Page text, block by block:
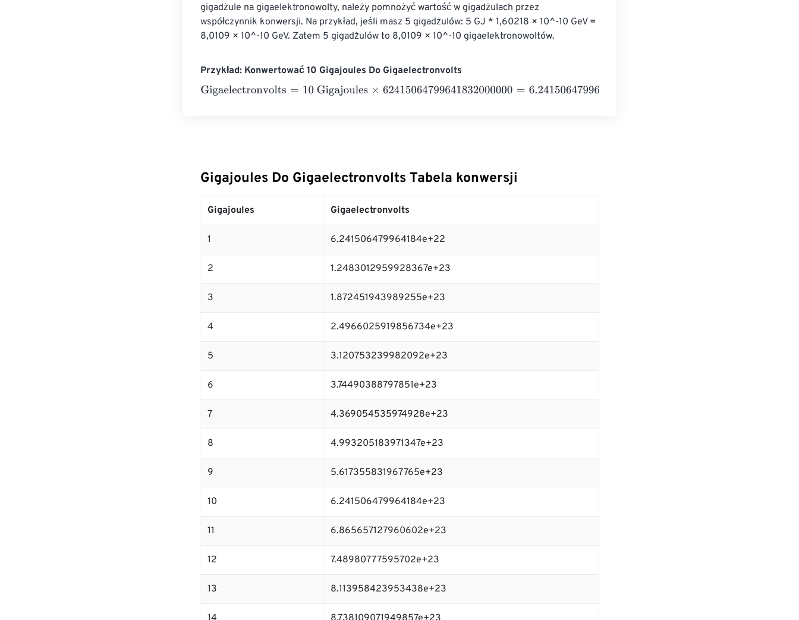
gigadżule na gigaelektronowolty, należy pomnożyć wartość w gigadżulach przez
współczynnik konwersji. Na przykład, jeśli masz 5 gigadżulów: 5 GJ * 1,60218 × 10^-10 GeV =
8,0109 × 10^-10 GeV. Zatem 5 gigadżulów to 8,0109 × 10^-10 gigaelektronowoltów.
Przykład: Konwertować 10 Gigajoules Do Gigaelectronvolts
Gigaelectronvolts=10 Gigajoules×62415064799641832000000=6.241506479964184e+23 Gigaelectronvolts
Gigajoules Do Gigaelectronvolts Tabela konwersji
Gigajoules Gigaelectronvolts
1 6.241506479964184e+22
2 1.2483012959928367e+23
3 1.872451943989255e+23
4 2.4966025919856734e+23
5 3.120753239982092e+23
6 3.74490388797851e+23
7 4.369054535974928e+23
8 4.993205183971347e+23
9 5.617355831967765e+23
10 6.241506479964184e+23
11 6.865657127960602e+23
12 7.48980777595702e+23
13 8.113958423953438e+23